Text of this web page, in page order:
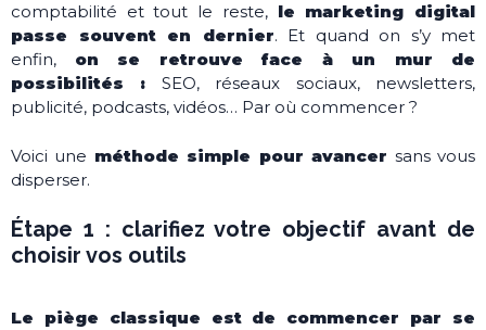
comptabilité et tout le reste, le marketing digital
passe souvent en dernier. Et quand on s’y met
enfin, on se retrouve face à un mur de
possibilités : SEO, réseaux sociaux, newsletters,
publicité, podcasts, vidéos… Par où commencer ?
Voici une méthode simple pour avancer sans vous
disperser.
Étape 1 : clarifiez votre objectif avant de
choisir vos outils
Le piège classique est de commencer par se